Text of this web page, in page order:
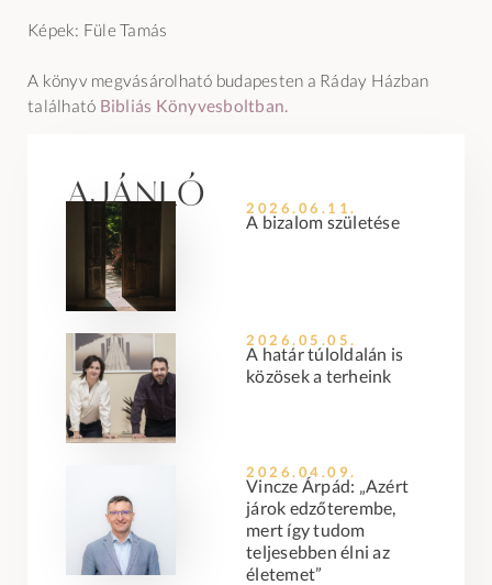
Képek: Füle Tamás
A könyv megvásárolható budapesten a Ráday Házban
található Bibliás Könyvesboltban.
Ajánló 2026.06.11.
A bizalom születése
2026.05.05.
A határ túloldalán is
közösek a terheink
2026.04.09.
Vincze Árpád: „Azért
járok edzőterembe,
mert így tudom
teljesebben élni az
életemet”